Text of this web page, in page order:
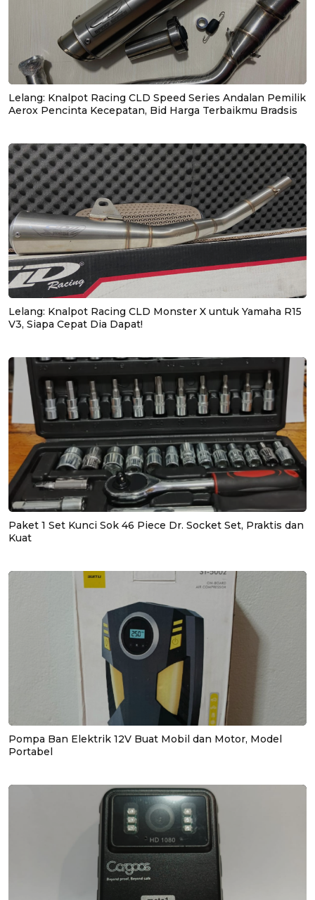
Lelang: Knalpot Racing CLD Speed Series Andalan Pemilik
Aerox Pencinta Kecepatan, Bid Harga Terbaikmu Bradsis
Lelang: Knalpot Racing CLD Monster X untuk Yamaha R15
V3, Siapa Cepat Dia Dapat!
Paket 1 Set Kunci Sok 46 Piece Dr. Socket Set, Praktis dan
Kuat
Pompa Ban Elektrik 12V Buat Mobil dan Motor, Model
Portabel